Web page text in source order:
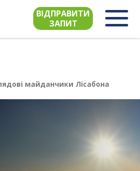
ВІДПРАВИТИ
ЗАПИТ
майданчики Лісабона